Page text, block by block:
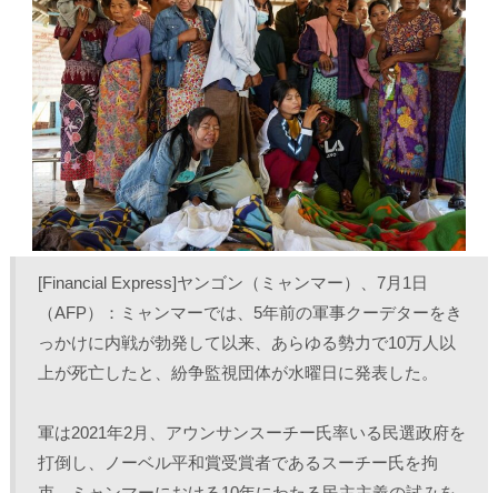
i
t
t
e
r
共
有
(
新
し
い
ウ
ィ
ン
ド
ウ
で
開
す
で
共
有
す
る
に
は
ク
リ
ッ
ク
し
て
く
だ
さ
い
(
新
ウ
ン
ド
ウ
で
開
き
n
k
e
d
I
n
で
共
有
(
新
し
い
ウ
ィ
ン
ド
ウ
で
ま
)
(
新
し
い
ウ
ィ
ン
ド
ウ
で
開
き
ま
す
)
[Financial Express]ヤンゴン（ミャンマー）、7月1日
（AFP）：ミャンマーでは、5年前の軍事クーデターをき
っかけに内戦が勃発して以来、あらゆる勢力で10万人以
上が死亡したと、紛争監視団体が水曜日に発表した。
軍は2021年2月、アウンサンスーチー氏率いる民選政府を
打倒し、ノーベル平和賞受賞者であるスーチー氏を拘